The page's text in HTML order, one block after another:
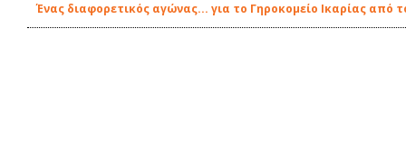
Ένας διαφορετικός αγώνας... για το Γηροκομείο Ικαρίας από